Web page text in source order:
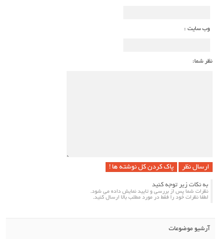
وب سایت :
شما:
پاک کردن کل نوشته ها !
به نکات زیر توجه کنید
نظرات شما پس از بررسی و تایید نمایش داده می شود.
لطفا نظرات خود را فقط در مورد مطلب بالا ارسال کنید.
آرشیو موضوعات